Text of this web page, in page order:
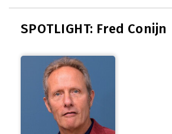
SPOTLIGHT: Fred Conijn